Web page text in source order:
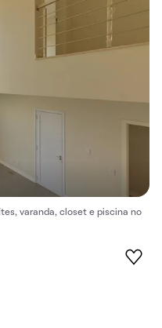
varanda, closet e piscina no